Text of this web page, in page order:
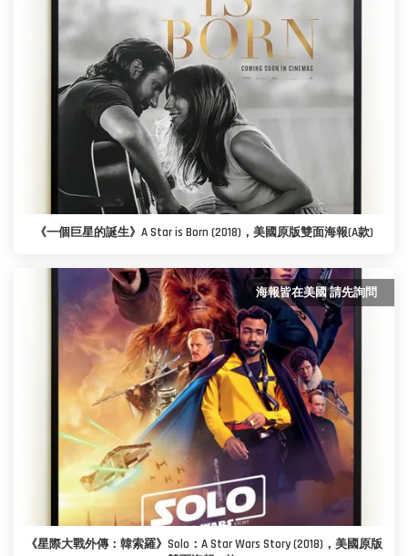
《一個巨星的誕生》A Star is Born (2018)，美國原版雙面海報(A款)
海報皆在美國 請先詢問
《星際大戰外傳：韓索羅》Solo：A Star Wars Story (2018)，美國原版